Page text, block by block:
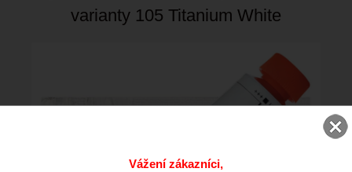
varianty 105 Titanium White
Vážení zákazníci,